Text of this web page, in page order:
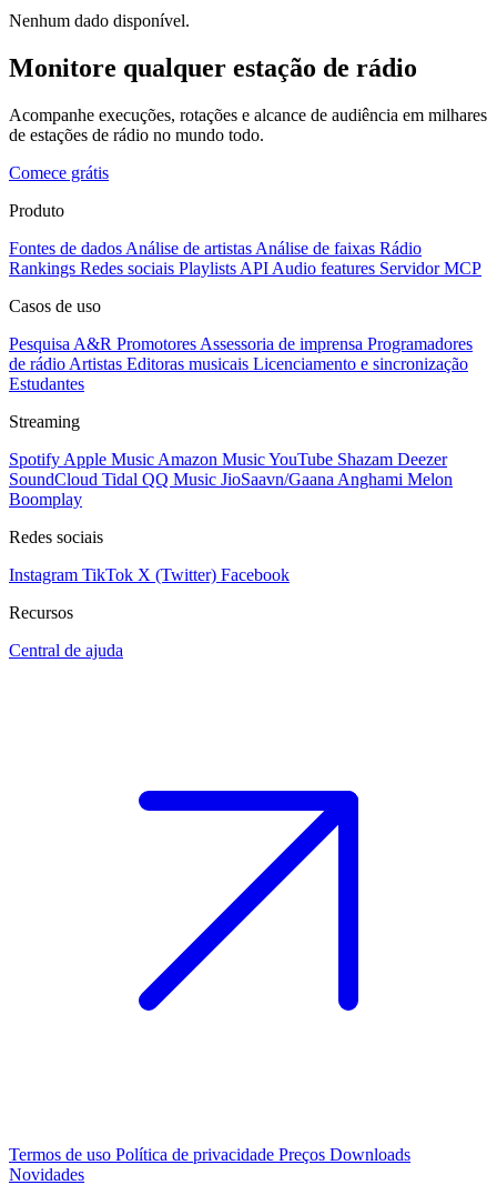
Nenhum dado disponível.
Monitore qualquer estação de rádio
Acompanhe execuções, rotações e alcance de audiência em milhares
de estações de rádio no mundo todo.
Comece grátis
Produto
Fontes de dados Análise de artistas Análise de faixas Rádio
Rankings Redes sociais Playlists API Audio features Servidor MCP
Casos de uso
Pesquisa A&R Promotores Assessoria de imprensa Programadores
de rádio Artistas Editoras musicais Licenciamento e sincronização
Estudantes
Streaming
Spotify Apple Music Amazon MusicYouTube Shazam Deezer
SoundCloud Tidal QQ Music JioSaavn/Gaana Anghami Melon
Boomplay
Redes sociais
Instagram TikTok X (Twitter) Facebook
Recursos
Central de ajuda
Termos de uso Política de privacidade Preços Downloads
Novidades